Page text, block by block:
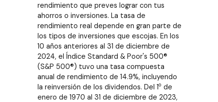
rendimiento que preves lograr con tus
ahorros o inversiones. La tasa de
rendimiento real depende en gran parte de
los tipos de inversiones que escojas. En los
10 años anteriores al 31 de diciembre de
2024, el Índice Standard & Poor's 500®
(S&P 500®) tuvo una tasa compuesta
anual de rendimiento de 14.9%, incluyendo
la reinversión de los dividendos. Del 1o de
enero de 1970 al 31 de diciembre de 2023,